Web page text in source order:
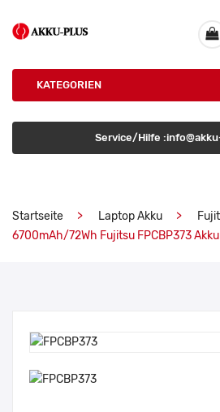
KATEGORIEN
Service/Hilfe
Startseite Laptop Akku
6700mAh/72Wh Fujitsu FPCBP373 Akku